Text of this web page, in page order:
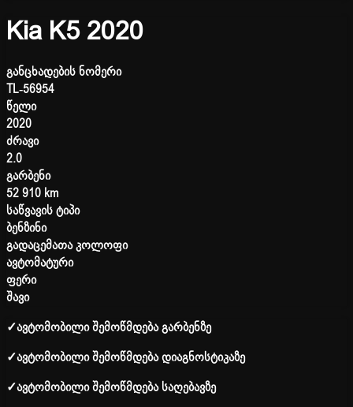
Kia K5 2020
განცხადების ნომერი
TL-56954
წელი
2020
ძრავი
2.0
გარბენი
52 910 km
საწვავის ტიპი
ბენზინი
გადაცემათა კოლოფი
ავტომატური
ფერი
შავი
✓ავტომობილი შემოწმდება გარბენზე
✓ავტომობილი შემოწმდება დიაგნოსტიკაზე
✓ავტომობილი შემოწმდება საღებავზე